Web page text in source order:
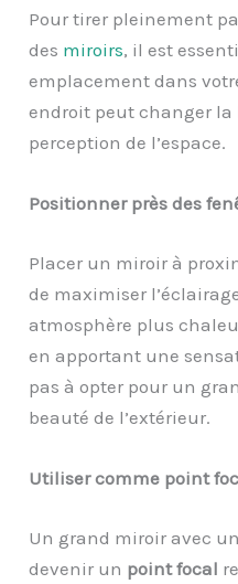
Pour tirer pleinement
des miroirs, il est
emplacement dans
endroit peut changer
perception de l’espace.
Positionner près des
Placer un miroir à
de maximiser
atmosphère plus
en apportant une
pas à opter pour un
beauté de l’extérieur.
Utiliser comme point
Un grand miroir avec
devenir un point focal